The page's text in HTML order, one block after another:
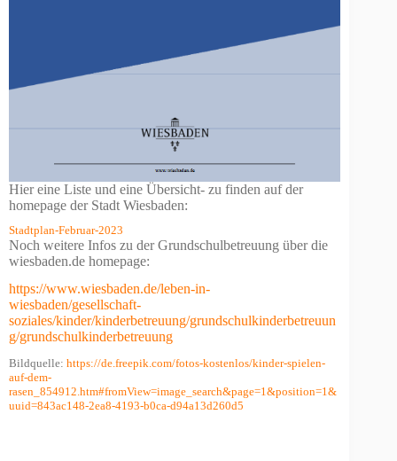
Hier eine Liste und eine Übersicht- zu finden auf der
homepage der Stadt Wiesbaden:
Stadtplan-Februar-2023
Noch weitere Infos zu der Grundschulbetreuung über die
wiesbaden.de homepage:
https://www.wiesbaden.de/leben-in-
wiesbaden/gesellschaft-
soziales/kinder/kinderbetreuung/grundschulkinderbetreuun
g/grundschulkinderbetreuung
Bildquelle: https://de.freepik.com/fotos-kostenlos/kinder-spielen-
auf-dem-
rasen_854912.htm#fromView=image_search&page=1&position=1&
uuid=843ac148-2ea8-4193-b0ca-d94a13d260d5